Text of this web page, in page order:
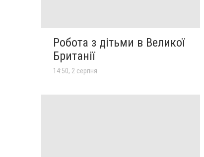
Робота з дітьми в Великої
Британії
14:50, 2 серпня